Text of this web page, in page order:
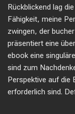
Rückblickend lag
Fähigkeit, meine
zwingen, der
präsentiert eine
ebook eine
sind zum
Perspektive auf die
erforderlich sind.